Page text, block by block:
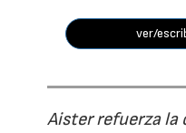
ver/
Aister refuerza la